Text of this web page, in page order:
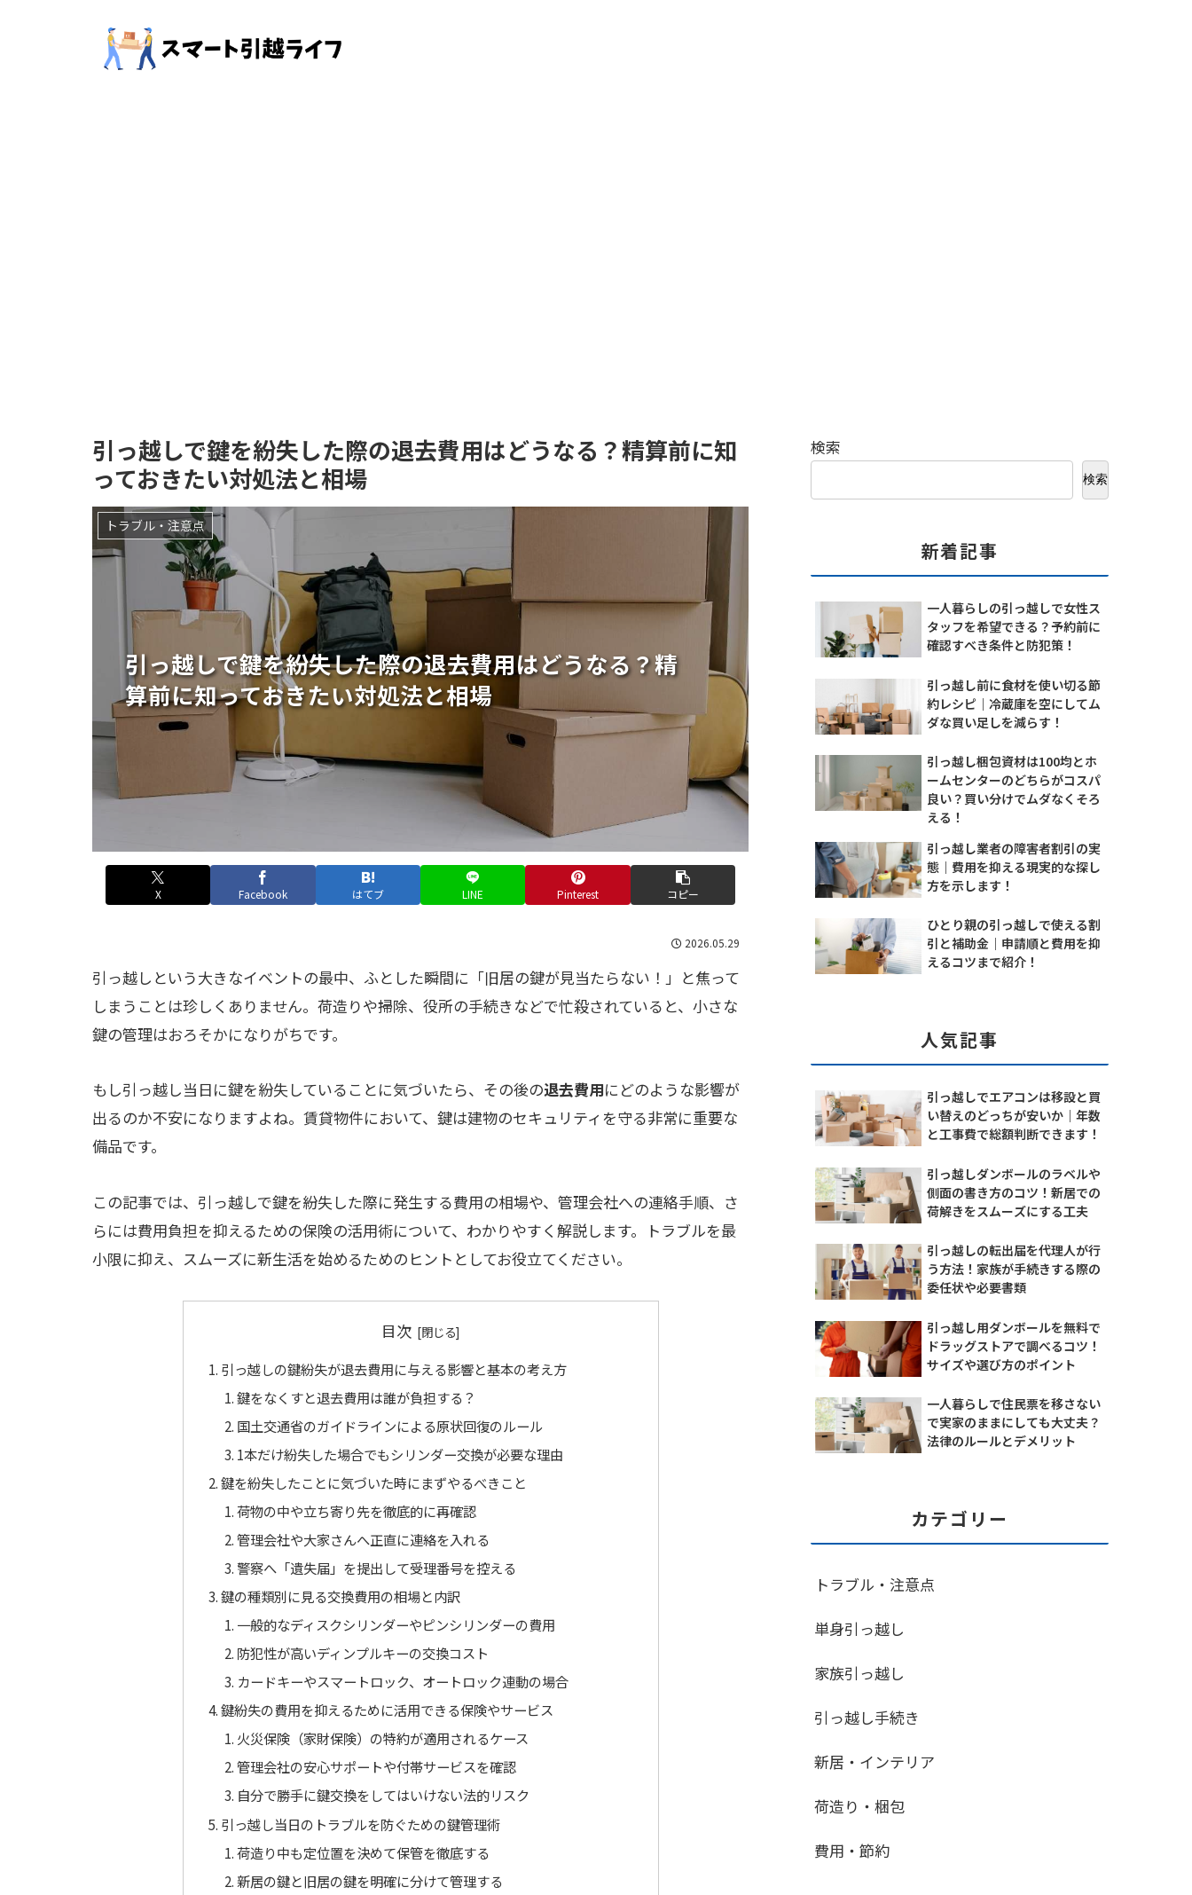
引っ越しで鍵を紛失した際の退去費用はどうなる？精算前に知
っておきたい対処法と相場
引っ越しで鍵を紛失した際の退去費用はどうなる？精
算前に知っておきたい対処法と相場
トラブル・注意点
X Facebook はてブ LINE Pinterest コピー
2026.05.29
引っ越しという大きなイベントの最中、ふとした瞬間に「旧居の鍵が見当たらない！」と焦って
しまうことは珍しくありません。荷造りや掃除、役所の手続きなどで忙殺されていると、小さな
鍵の管理はおろそかになりがちです。
もし引っ越し当日に鍵を紛失していることに気づいたら、その後の退去費用にどのような影響が
出るのか不安になりますよね。賃貸物件において、鍵は建物のセキュリティを守る非常に重要な
備品です。
この記事では、引っ越しで鍵を紛失した際に発生する費用の相場や、管理会社への連絡手順、さ
らには費用負担を抑えるための保険の活用術について、わかりやすく解説します。トラブルを最
小限に抑え、スムーズに新生活を始めるためのヒントとしてお役立てください。
目次
引っ越しの鍵紛失が退去費用に与える影響と基本の考え方
鍵をなくすと退去費用は誰が負担する？
国土交通省のガイドラインによる原状回復のルール
1本だけ紛失した場合でもシリンダー交換が必要な理由
鍵を紛失したことに気づいた時にまずやるべきこと
荷物の中や立ち寄り先を徹底的に再確認
管理会社や大家さんへ正直に連絡を入れる
警察へ「遺失届」を提出して受理番号を控える
鍵の種類別に見る交換費用の相場と内訳
一般的なディスクシリンダーやピンシリンダーの費用
防犯性が高いディンプルキーの交換コスト
カードキーやスマートロック、オートロック連動の場合
鍵紛失の費用を抑えるために活用できる保険やサービス
火災保険（家財保険）の特約が適用されるケース
管理会社の安心サポートや付帯サービスを確認
自分で勝手に鍵交換をしてはいけない法的リスク
引っ越し当日のトラブルを防ぐための鍵管理術
荷造り中も定位置を決めて保管を徹底する
新居の鍵と旧居の鍵を明確に分けて管理する
検索
検索
新着記事
一人暮らしの引っ越しで女性ス
タッフを希望できる？予約前に
確認すべき条件と防犯策！
引っ越し前に食材を使い切る節
約レシピ｜冷蔵庫を空にしてム
ダな買い足しを減らす！
引っ越し梱包資材は100均とホ
ームセンターのどちらがコスパ
良い？買い分けでムダなくそろ
える！
引っ越し業者の障害者割引の実
態｜費用を抑える現実的な探し
方を示します！
ひとり親の引っ越しで使える割
引と補助金｜申請順と費用を抑
えるコツまで紹介！
人気記事
引っ越しでエアコンは移設と買
い替えのどっちが安いか｜年数
と工事費で総額判断できます！
引っ越しダンボールのラベルや
側面の書き方のコツ！新居での
荷解きをスムーズにする工夫
引っ越しの転出届を代理人が行
う方法！家族が手続きする際の
委任状や必要書類
引っ越し用ダンボールを無料で
ドラッグストアで調べるコツ！
サイズや選び方のポイント
一人暮らしで住民票を移さない
で実家のままにしても大丈夫？
法律のルールとデメリット
カテゴリー
トラブル・注意点
単身引っ越し
家族引っ越し
引っ越し手続き
新居・インテリア
荷造り・梱包
費用・節約